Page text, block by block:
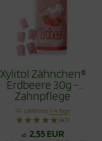
Xylitol Zähnchen®
Erdbeere 30g -
Zahnpflege
Bonbons
Lieferzeit:1-4 Tage
(41)
ab 2,55 EUR